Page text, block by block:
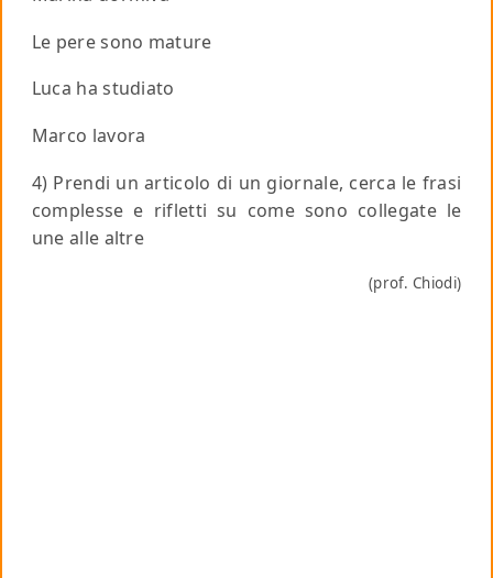
Le pere sono mature
Luca ha studiato
Marco lavora
4) Prendi un articolo di un giornale, cerca le frasi
complesse e rifletti su come sono collegate le
une alle altre
(prof. Chiodi)